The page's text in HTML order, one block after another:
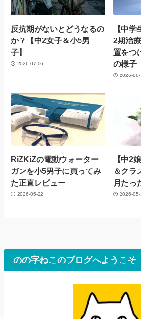
反抗期がないとどうなるの
か？【中2女子＆小5男
子】
2026-07-06
【中学
2期治
置をつ
の様子
2026-06-
RiZKiZの電動ウォーター
ガンを小5男子に買ってみ
た正直レビュー
2026-05-22
【中2
＆クラ
月たっ
2026-05-
のの字ねこのブログへようこそ